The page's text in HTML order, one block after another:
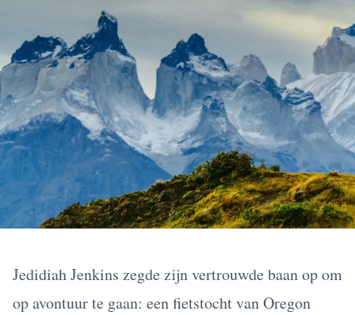
Jedidiah Jenkins zegde zijn vertrouwde baan op om
op avontuur te gaan: een fietstocht van Oregon